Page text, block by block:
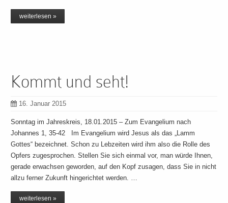
weiterlesen »
Kommt und seht!
16. Januar 2015
Sonntag im Jahreskreis, 18.01.2015 – Zum Evangelium nach
Johannes 1, 35-42 Im Evangelium wird Jesus als das „Lamm
Gottes“ bezeichnet. Schon zu Lebzeiten wird ihm also die Rolle des
Opfers zugesprochen. Stellen Sie sich einmal vor, man würde Ihnen,
gerade erwachsen geworden, auf den Kopf zusagen, dass Sie in nicht
allzu ferner Zukunft hingerichtet werden. …
weiterlesen »